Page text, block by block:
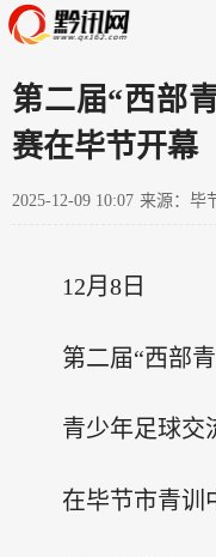
第二届“西部
赛在毕节开幕
2025-12-09 10:07 来源：毕
12月8日
第二届“西部
青少年足球交
在毕节市青训